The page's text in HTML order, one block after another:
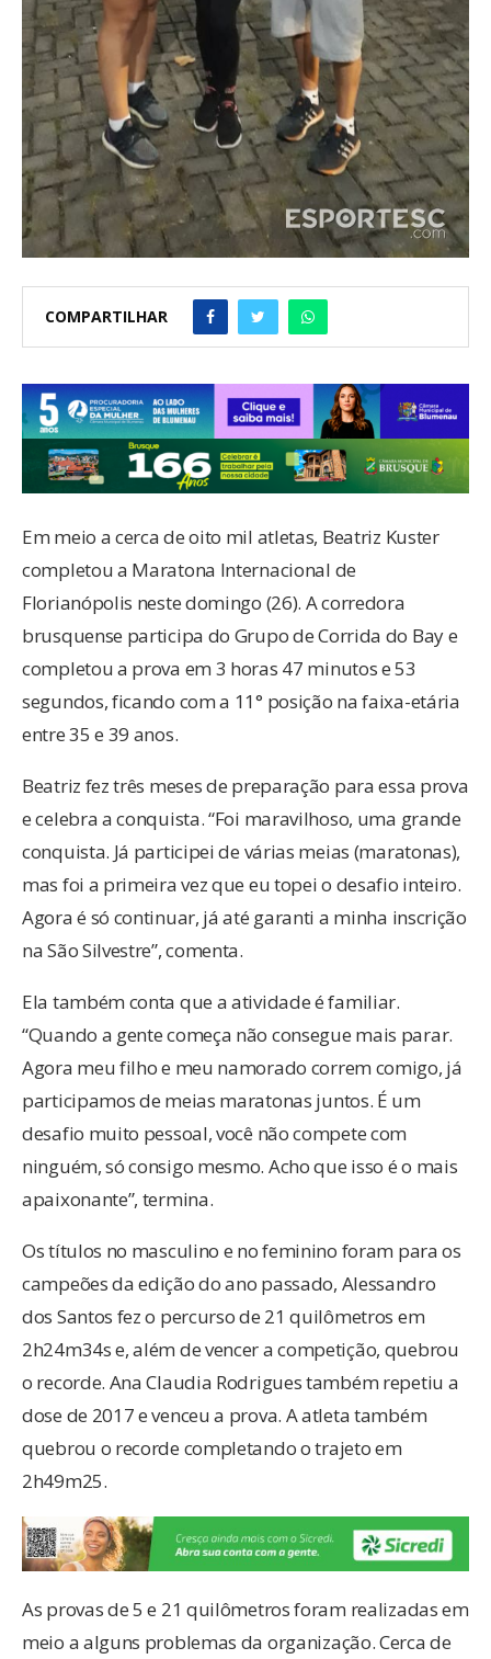
COMPARTILHAR
Em meio a cerca de oito mil atletas, Beatriz Kuster
completou a Maratona Internacional de
Florianópolis neste domingo (26). A corredora
brusquense participa do Grupo de Corrida do Bay e
completou a prova em 3 horas 47 minutos e 53
segundos, ficando com a 11° posição na faixa-etária
entre 35 e 39 anos.
Beatriz fez três meses de preparação para essa prova
e celebra a conquista. “Foi maravilhoso, uma grande
conquista. Já participei de várias meias (maratonas),
mas foi a primeira vez que eu topei o desafio inteiro.
Agora é só continuar, já até garanti a minha inscrição
na São Silvestre”, comenta.
Ela também conta que a atividade é familiar.
“Quando a gente começa não consegue mais parar.
Agora meu filho e meu namorado correm comigo, já
participamos de meias maratonas juntos. É um
desafio muito pessoal, você não compete com
ninguém, só consigo mesmo. Acho que isso é o mais
apaixonante”, termina.
Os títulos no masculino e no feminino foram para os
campeões da edição do ano passado, Alessandro
dos Santos fez o percurso de 21 quilômetros em
2h24m34s e, além de vencer a competição, quebrou
o recorde. Ana Claudia Rodrigues também repetiu a
dose de 2017 e venceu a prova. A atleta também
quebrou o recorde completando o trajeto em
2h49m25.
As provas de 5 e 21 quilômetros foram realizadas em
meio a alguns problemas da organização. Cerca de